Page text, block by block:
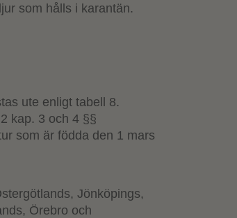
som hålls i karantän.
ute enligt tabell 8.
kap. 3 och 4 §§
som är födda den 1 mars
Jönköpings,
Örebro och